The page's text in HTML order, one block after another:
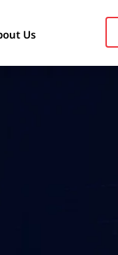
Us